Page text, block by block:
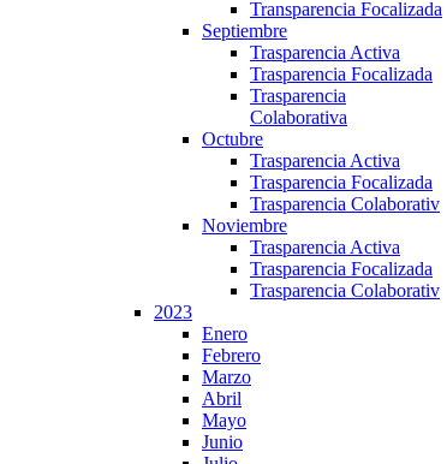
Transparencia Focalizada
Septiembre
Trasparencia Activa
Trasparencia Focalizada
Trasparencia
Colaborativa
Octubre
Trasparencia Activa
Trasparencia Focalizada
Trasparencia Colaborativ
Noviembre
Trasparencia Activa
Trasparencia Focalizada
Trasparencia Colaborativ
2023
Enero
Febrero
Marzo
Abril
Mayo
Junio